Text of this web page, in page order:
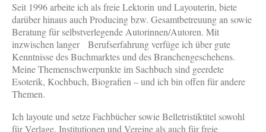
Seit 1996 arbeite ich als freie Lektorin und Layouterin, biete
darüber hinaus auch Producing bzw. Gesamtbetreuung an sowie
Beratung für selbstverlegende Autorinnen/Autoren. Mit
inzwischen langer Berufserfahrung verfüge ich über gute
Kenntnisse des Buchmarktes und des Branchengeschehens.
Meine Themenschwerpunkte im Sachbuch sind geerdete
Esoterik, Kochbuch, Biografien – und ich bin offen für andere
Themen.
Ich layoute und setze Fachbücher sowie Belletristiktitel sowohl
für Verlage, Institutionen und Vereine als auch für freie